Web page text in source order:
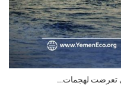
“إنفوجرافيك“..!